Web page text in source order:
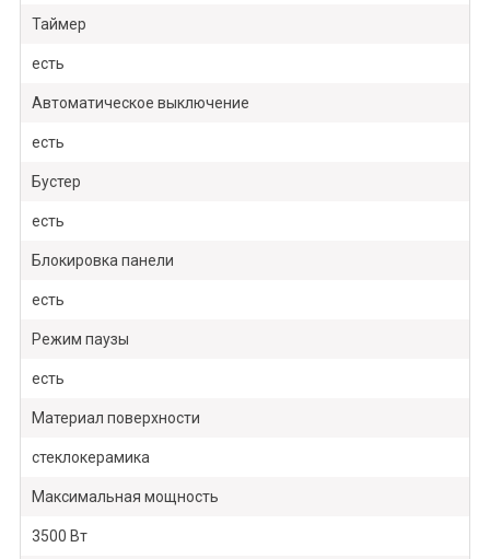
Таймер
есть
Автоматическое выключение
есть
Бустер
есть
Блокировка панели
есть
Режим паузы
есть
Материал поверхности
стеклокерамика
Максимальная мощность
3500 Вт